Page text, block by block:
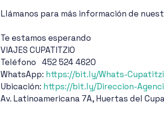
Llámanos para más información de
Te estamos esperando
VIAJES CUPATITZIO
Teléfono   452 524 4620
WhatsApp: https://bit.ly/Whats-
Ubicación: https://bit.ly/Direccion-
Av. Latinoamericana 7A, Huertas del